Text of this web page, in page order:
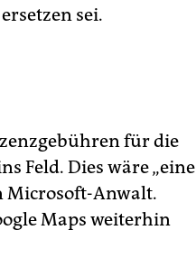
sei.
für die
Feld. Dies wäre „eine
Microsoft-Anwalt.
Maps weiterhin